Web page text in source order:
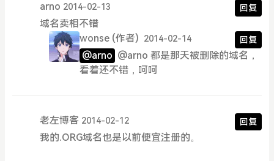
arno 2014-02-13 回复
域名卖相不错
wonse (作者) 2014-02-14 回复
@arno @arno 都是那天被删除的域名，
看着还不错，呵呵
老左博客 2014-02-12 回复
我的.ORG域名也是以前便宜注册的。